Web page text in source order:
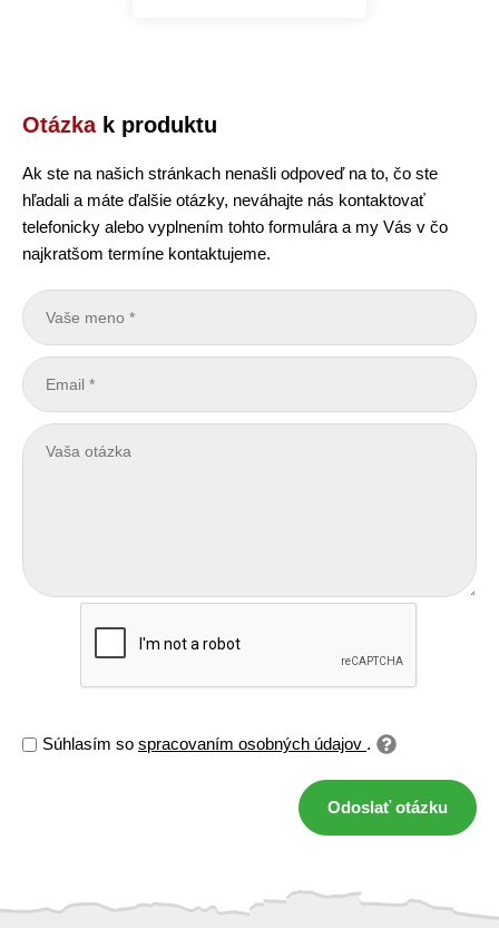
Otázkak produktu
Ak ste na našich stránkach nenašli odpoveď na to, čo ste
hľadali a máte ďalšie otázky, neváhajte nás kontaktovať
telefonicky alebo vyplnením tohto formulára a my Vás v čo
najkratšom termíne kontaktujeme.
Súhlasím so spracovaním osobných údajov .
Odoslať otázku